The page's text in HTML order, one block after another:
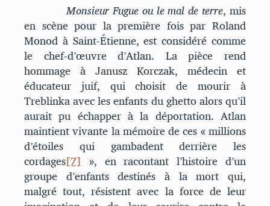
Monsieur Fugue ou le mal de terre, mis
en scène pour la première fois par Roland
Monod à Saint-Étienne, est considéré comme
le chef-d’œuvre d’Atlan. La pièce rend
hommage à Janusz Korczak, médecin et
éducateur juif, qui choisit de mourir à
Treblinka avec les enfants du ghetto alors qu’il
aurait pu échapper à la déportation. Atlan
maintient vivante la mémoire de ces « millions
d’étoiles qui gambadent derrière les
cordages[7] », en racontant l’histoire d’un
groupe d’enfants destinés à la mort qui,
malgré tout, résistent avec la force de leur